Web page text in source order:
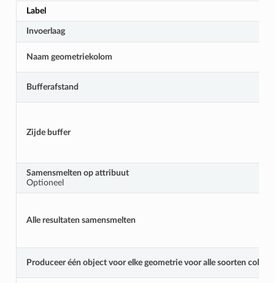
Label
Invoerlaag
Naam geometriekolom
Bufferafstand
Zijde buffer
Samensmelten op attribuut
Optioneel
Alle resultaten samensmelten
Produceer één object voor elke geometrie voor alle soorten